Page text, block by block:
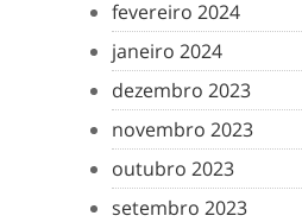
fevereiro 2024
janeiro 2024
dezembro 2023
novembro 2023
outubro 2023
setembro 2023